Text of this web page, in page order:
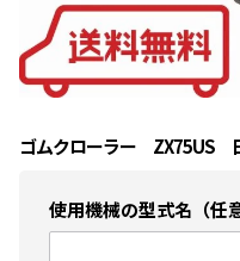
ゴムクローラー
使用機械の型式名（任意